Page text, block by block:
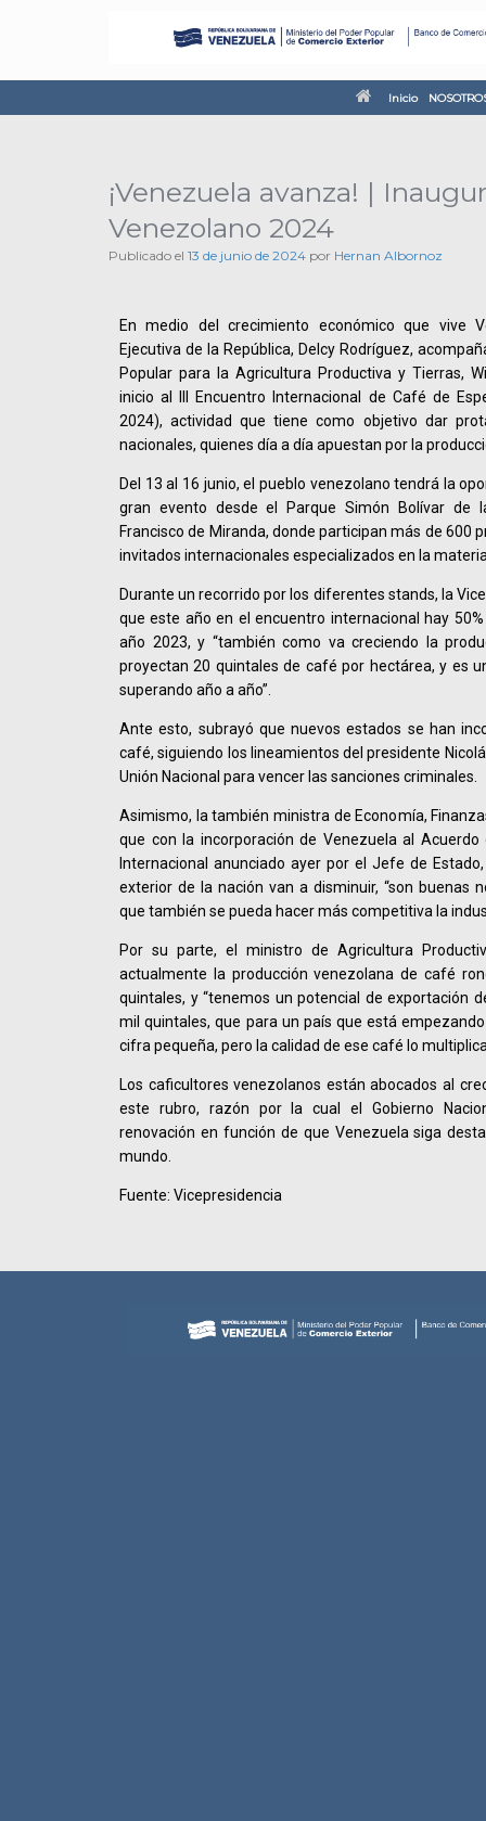
Inicio
¡Venezuela avanza! |
Venezolano 2024
Publicado el 13 de junio de 2024 por Hernan Albornoz
En medio del crecimiento económico que vive
Ejecutiva de la República, Delcy Rodríguez,
Popular para la Agricultura Productiva y Tierras,
inicio al III Encuentro Internacional de Café de
2024), actividad que tiene como objetivo dar
nacionales, quienes día a día apuestan por la
Del 13 al 16 junio, el pueblo venezolano tendrá la
gran evento desde el Parque Simón Bolívar de
Francisco de Miranda, donde participan más de 600
invitados internacionales especializados en la
Durante un recorrido por los diferentes stands, la
que este año en el encuentro internacional hay
año 2023, y “también como va creciendo la
proyectan 20 quintales de café por hectárea, y es
superando año a año”.
Ante esto, subrayó que nuevos estados se han
café, siguiendo los lineamientos del presidente
Unión Nacional para vencer las sanciones criminales.
Asimismo, la también ministra de Economía,
que con la incorporación de Venezuela al Acuerdo
Internacional anunciado ayer por el Jefe de
exterior de la nación van a disminuir, “son buenas
que también se pueda hacer más competitiva la
Por su parte, el ministro de Agricultura
actualmente la producción venezolana de café
quintales, y “tenemos un potencial de exportación
mil quintales, que para un país que está
cifra pequeña, pero la calidad de ese café lo
Los caficultores venezolanos están abocados al
este rubro, razón por la cual el Gobierno
renovación en función de que Venezuela siga
mundo.
Fuente: Vicepresidencia